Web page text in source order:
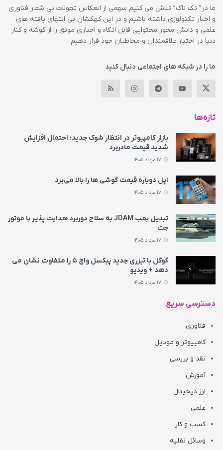
ما در” تک ناک” تلاش می کنیم سهمی از انعکاس تحولات بی شمار فناوری
و اخبار تکنولوژی داشته باشیم و در این کهکشان بی انتهای یافته های
علمی و دانش محور محتوایی قابل اتکاء و اخباری موثق را از گوشه و کنار
دنیا در اختیار علاقمندان و مخاطبان خود قرار دهیم.
ما را در شبکه های اجتماعی دنبال کنید
تازه‌ها
بازار کامپیوتر در انتظار شوک جدید؛ احتمال افزایش
شدید قیمت مادربرد
اپل دوباره قیمت‌ گوشی ها را بالا می‌برد
تبدیل بمب JDAM به سلاح دوربرد هدایت پذیر با موتور
جت
گوگل با تیزری جدید پیکسل واچ ۵ را متفاوت نشان می‌
دهد + ویدیو
دسترسی سریع
فناوری
کامپیوتر و موبایل
نقد و بررسی
آموزش
ارز دیجیتال
علمی
کسب و کار
وسائل نقلیه